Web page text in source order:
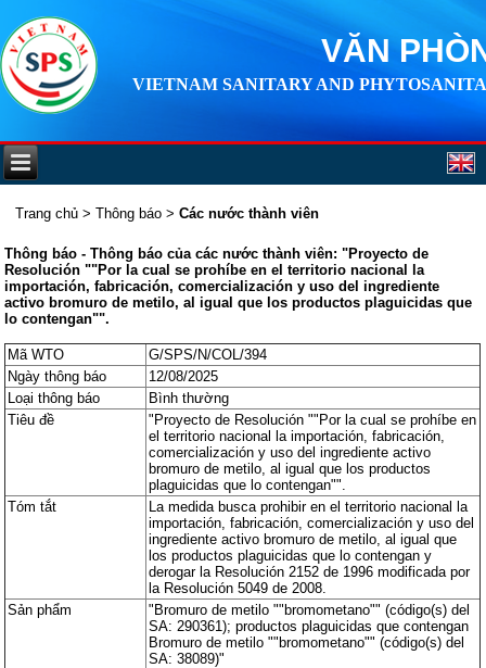
VĂN
VIETNAM SANITARY AND
Trang chủ >Thông báo >Các nước thành viên
Thông báo - Thông báo của các nước thành viên: "Proyecto de
Resolución ""Por la cual se prohíbe en el territorio nacional la
importación, fabricación, comercialización y uso del ingrediente
activo bromuro de metilo, al igual que los productos plaguicidas que
lo contengan"".
Mã WTO
G/SPS/N/COL/394
Ngày thông báo
12/08/2025
Loại thông báo
Bình thường
Tiêu đề
"Proyecto de Resolución ""Por la cual se prohíbe en
el territorio nacional la importación, fabricación,
comercialización y uso del ingrediente activo
bromuro de metilo, al igual que los productos
plaguicidas que lo contengan"".
Tóm tắt
La medida busca prohibir en el territorio nacional la
importación, fabricación, comercialización y uso del
ingrediente activo bromuro de metilo, al igual que
los productos plaguicidas que lo contengan y
derogar la Resolución 2152 de 1996 modificada por
la Resolución 5049 de 2008.
Sản phẩm
"Bromuro de metilo ""bromometano"" (código(s) del
SA: 290361); productos plaguicidas que contengan
Bromuro de metilo ""bromometano"" (código(s) del
SA: 38089)"